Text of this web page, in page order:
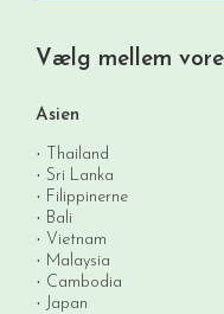
Vælg mellem
Asien
Thailand
Sri Lanka
Filippinerne
Bali
Vietnam
Malaysia
Cambodia
Japan